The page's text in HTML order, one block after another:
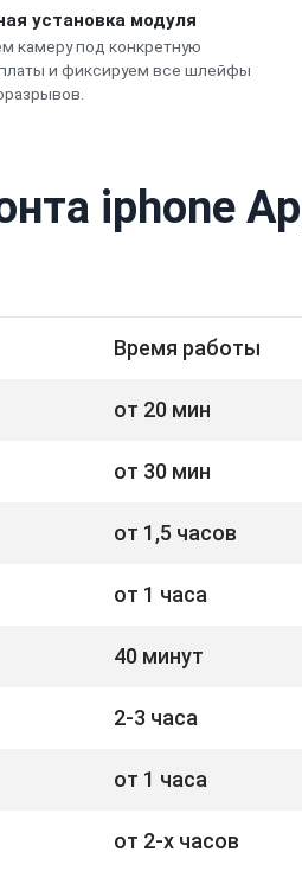
установка модуля
камеру под конкретную
и фиксируем все шлейфы
iphone
Время работы
от 20 мин
от 30 мин
от 1,5 часов
от 1 часа
40 минут
2-3 часа
от 1 часа
от 2-х часов